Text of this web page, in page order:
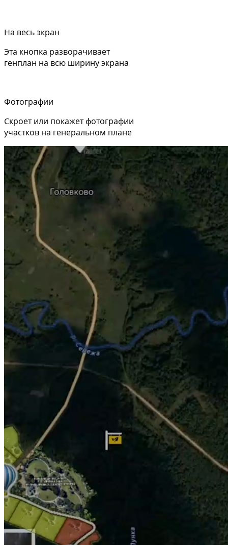
На весь экран
Эта кнопка разворачивает
генплан на всю ширину экрана
Фотографии
Скроет или покажет фотографии
участков на генеральном плане